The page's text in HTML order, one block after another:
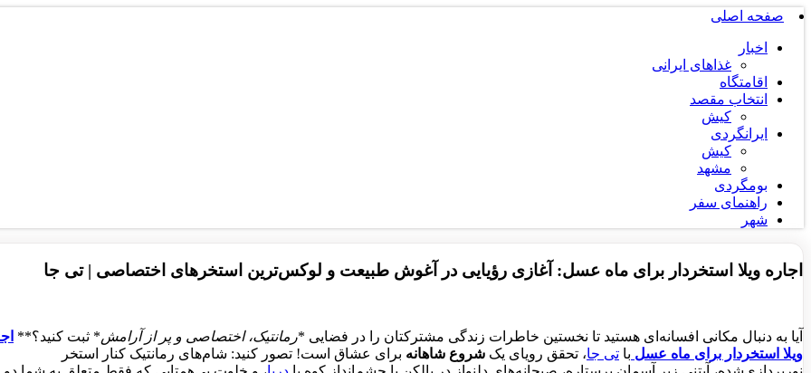
صفحه اصلی
اخبار
غذاهای ایرانی
اقامتگاه
انتخاب مقصد
کیش
ایرانگردی
کیش
مشهد
بومگردی
راهنمای سفر
شهر
اجاره ویلا استخردار برای ماه عسل: آغازی رؤیایی در آغوش طبیعت و لوکس‌ترین استخرهای اختصاصی | تی جا
آیا به دنبال مکانی افسانه‌ای هستید تا نخستین خاطرات زندگی مشترکتان را در فضایی *رمانتیک، اختصاصی و پر از آرامش* ثبت کنید؟**
ویلا استخردار برای ماه عسل با تی جا، تحقق رویای یک شروع شاهانه برای عشاق است! تصور کنید: شام‌های رمانتیک کنار استخر